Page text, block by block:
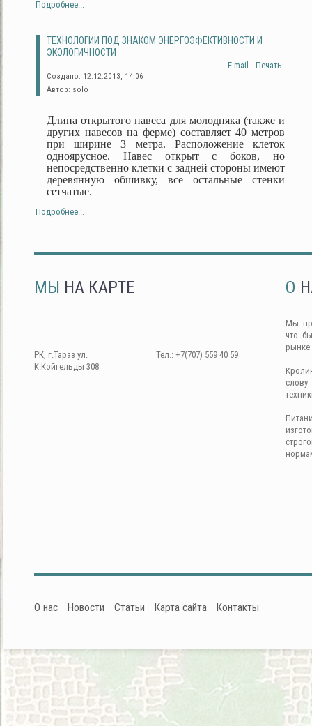
Подробнее...
ТЕХНОЛОГИИ ПОД ЗНАКОМ ЭНЕРГОЭФЕКТИВНОСТИ И
ЭКОЛОГИЧНОСТИ
Печать
E-mail
Создано: 12.12.2013, 14:06
Автор: solo
Длина открытого навеса для молодняка (также и
других навесов на ферме) составляет 40 метров
при ширине 3 метра. Расположение клеток
одноярусное. Навес открыт с боков, но
непосредственно клетки с задней стороны имеют
деревянную обшивку, все остальные стенки
сетчатые.
Подробнее...
МЫ НА КАРТЕ
РК, г.Тараз ул.
К.Койгельды 308
Тел.: +7(707) 559 40 59
О
Мы
что
рынке
О нас Новости Статьи Карта сайта Контакты